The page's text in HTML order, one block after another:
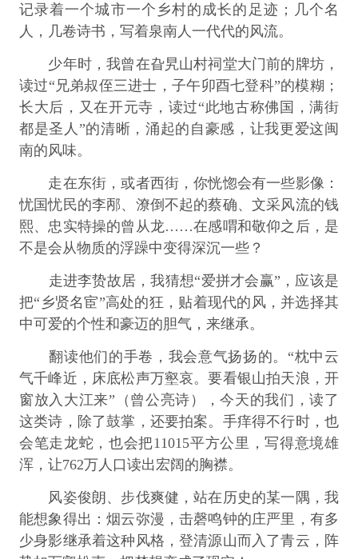
记录着一个城市一个乡村的成长的足迹；几个名
人，几卷诗书，写着泉南人一代代的风流。
少年时，我曾在旮旯山村祠堂大门前的牌坊，
读过“兄弟叔侄三进士，子午卯酉七登科”的模糊；
长大后，又在开元寺，读过“此地古称佛国，满街
都是圣人”的清晰，涌起的自豪感，让我更爱这闽
南的风味。
走在东街，或者西街，你恍惚会有一些影像：
忧国忧民的李邴、潦倒不起的蔡确、文采风流的钱
熙、忠实特操的曾从龙……在感喟和敬仰之后，是
不是会从物质的浮躁中变得深沉一些？
走进李贽故居，我猜想“爱拼才会赢”，应该是
把“乡贤名宦”高处的狂，贴着现代的风，并选择其
中可爱的个性和豪迈的胆气，来继承。
翻读他们的手卷，我会意气扬扬的。“枕中云
气千峰近，床底松声万壑哀。要看银山拍天浪，开
窗放入大江来”（曾公亮诗），今天的我们，读了
这类诗，除了鼓掌，还要拍案。手痒得不行时，也
会笔走龙蛇，也会把11015平方公里，写得意境雄
浑，让762万人口读出宏阔的胸襟。
风姿俊朗、步伐爽健，站在历史的某一隅，我
能想象得出：烟云弥漫，击磬鸣钟的庄严里，有多
少身影继承着这种风格，登清源山而入了青云，阵